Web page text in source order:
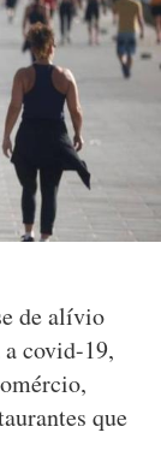
de alívio
covid-19,
que